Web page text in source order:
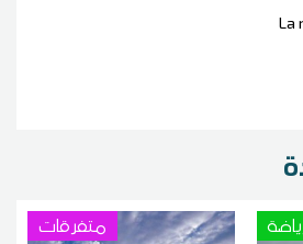
La
متفرقات